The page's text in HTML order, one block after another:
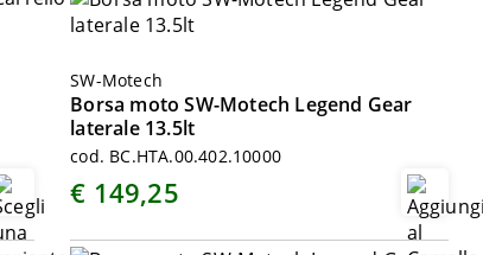
SW-Motech
Borsa moto SW-Motech Legend Gear
laterale 13.5lt
cod. BC.HTA.00.402.10000
€ 149,25